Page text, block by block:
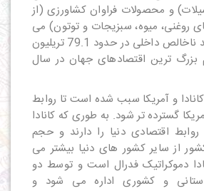
و محصولات فراوان کشاورزی (از
روغنی، میوه، سبزیجات و توتون) می
باشد. کانادا با تولید ناخالص داخلی در حدود 79.1 تریلیون
بزرگ‌ ترین اقتصادهای جهان در سال
و آمریکا سبب شده است تا روابط
گسترده تر شود. به طوری که کانادا
روابط اقتصادی دنیا را دارند و حجم
از سایر کشور های دنیا بیشتر می
دموکراتیک فدرال است و توسط دو
و کشوری اداره می شود و